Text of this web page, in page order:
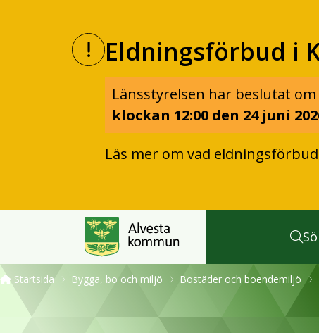
Eldningsförbud i
Länsstyrelsen har beslutat
klockan 12:00 den 24 juni
Läs mer om vad
Startsida Bygga, bo och miljö Bostäder och boendemiljö